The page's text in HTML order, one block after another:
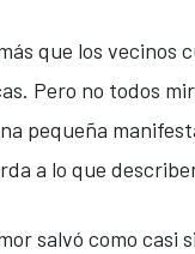
que los vecinos
Pero no todos
pequeña
a lo que
salvó como